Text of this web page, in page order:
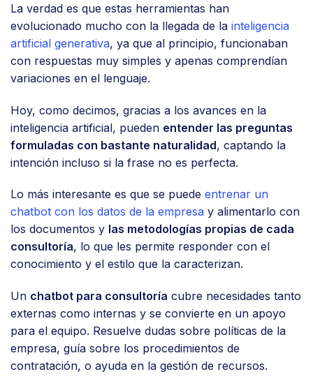
La verdad es que estas herramientas han
evolucionado mucho con la llegada de la inteligencia
artificial generativa, ya que al principio, funcionaban
con respuestas muy simples y apenas comprendían
variaciones en el lenguaje.
Hoy, como decimos, gracias a los avances en la
inteligencia artificial, pueden entender las preguntas
formuladas con bastante naturalidad, captando la
intención incluso si la frase no es perfecta.
Lo más interesante es que se puede entrenar un
chatbot con los datos de la empresa y alimentarlo con
los documentos y las metodologías propias de cada
consultoría, lo que les permite responder con el
conocimiento y el estilo que la caracterizan.
Un chatbot para consultoría cubre necesidades tanto
externas como internas y se convierte en un apoyo
para el equipo. Resuelve dudas sobre políticas de la
empresa, guía sobre los procedimientos de
contratación, o ayuda en la gestión de recursos.